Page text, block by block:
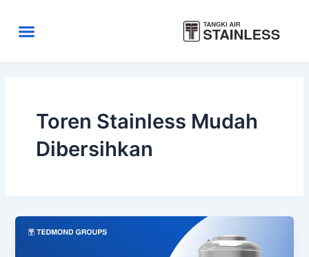
contentMenu
Toren Stainless Mudah
Dibersihkan